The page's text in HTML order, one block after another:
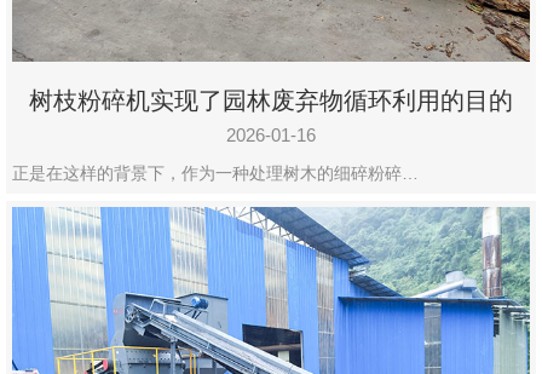
树枝粉碎机实现了园林废弃物循环利用的目的
2026-01-16
正是在这样的背景下，作为一种处理树木的细碎粉碎…